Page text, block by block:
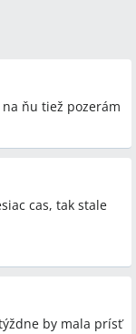
ňu tiež pozerám
cas, tak stale
by mala prísť